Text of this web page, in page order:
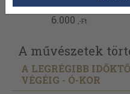
6.000 ,-Ft
A művészetek
A LEGRÉGIBB
VÉGÉIG - Ó-KOR